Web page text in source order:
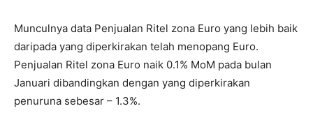
Munculnya data Penjualan Ritel zona Euro yang lebih baik
daripada yang diperkirakan telah menopang Euro.
Penjualan Ritel zona Euro naik 0.1% MoM pada bulan
Januari dibandingkan dengan yang diperkirakan
penuruna sebesar – 1.3%.